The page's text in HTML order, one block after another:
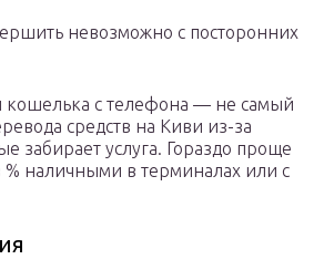
невозможно с посторонних
с телефона — не самый
средств на Киви из-за
забирает услуга. Гораздо проще
% наличными в терминалах или с